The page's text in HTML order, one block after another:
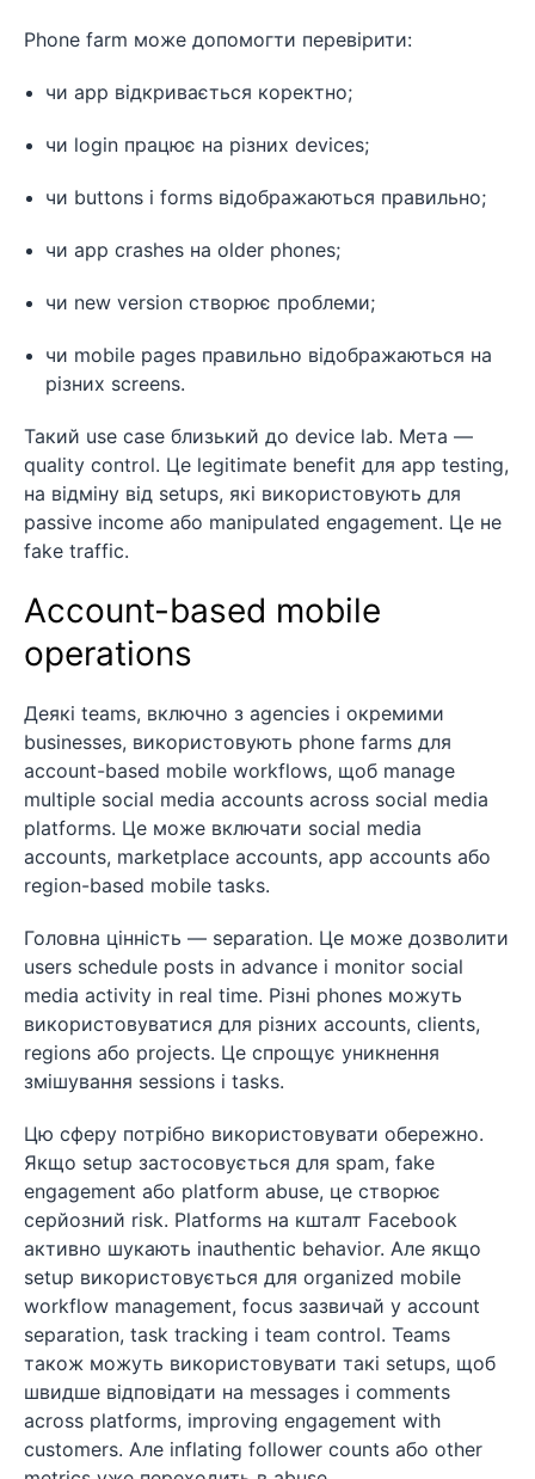
Phone farm може допомогти перевірити:
чи app відкривається коректно;
чи login працює на різних devices;
чи buttons і forms відображаються правильно;
чи app crashes на older phones;
чи new version створює проблеми;
чи mobile pages правильно відображаються на
різних screens.
Такий use case близький до device lab. Мета —
quality control. Це legitimate benefit для app testing,
на відміну від setups, які використовують для
passive income або manipulated engagement. Це не
fake traffic.
Account-based mobile
operations
Деякі teams, включно з agencies і окремими
businesses, використовують phone farms для
account-based mobile workflows, щоб manage
multiple social media accounts across social media
platforms. Це може включати social media
accounts, marketplace accounts, app accounts або
region-based mobile tasks.
Головна цінність — separation. Це може дозволити
users schedule posts in advance і monitor social
media activity in real time. Різні phones можуть
використовуватися для різних accounts, clients,
regions або projects. Це спрощує уникнення
змішування sessions і tasks.
Цю сферу потрібно використовувати обережно.
Якщо setup застосовується для spam, fake
engagement або platform abuse, це створює
серйозний risk. Platforms на кшталт Facebook
активно шукають inauthentic behavior. Але якщо
setup використовується для organized mobile
workflow management, focus зазвичай у account
separation, task tracking і team control. Teams
також можуть використовувати такі setups, щоб
швидше відповідати на messages і comments
across platforms, improving engagement with
customers. Але inflating follower counts або other